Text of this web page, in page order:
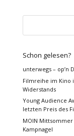
Schon gelesen?
unterwegs – op’n
Filmreihe im Kino
Widerstands
Young Audience
letzten Preis des
MOIN
Kampnagel